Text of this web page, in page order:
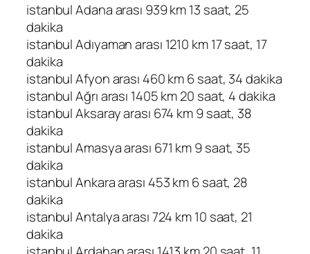
istanbul Adana arası 939 km 13 saat, 25
dakika
istanbul Adıyaman arası 1210 km 17 saat, 17
dakika
istanbul Afyon arası 460 km 6 saat, 34 dakika
istanbul Ağrı arası 1405 km 20 saat, 4 dakika
istanbul Aksaray arası 674 km 9 saat, 38
dakika
istanbul Amasya arası 671 km 9 saat, 35
dakika
istanbul Ankara arası 453 km 6 saat, 28
dakika
istanbul Antalya arası 724 km 10 saat, 21
dakika